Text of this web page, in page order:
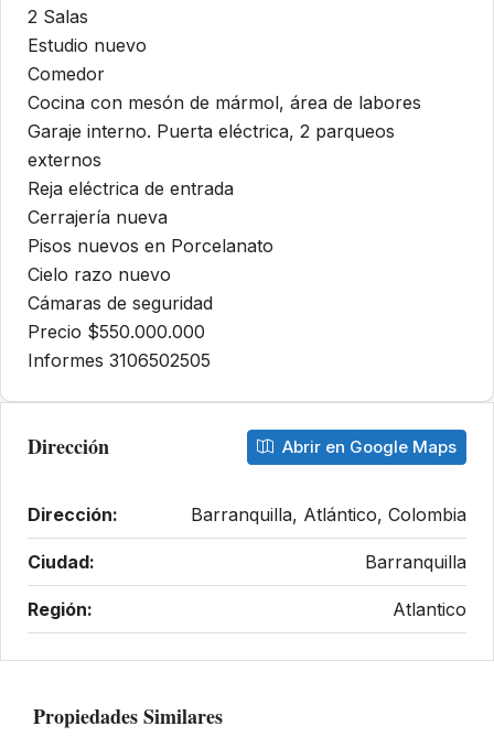
2 Salas
Estudio nuevo
Comedor
Cocina con mesón de mármol, área de labores
Garaje interno. Puerta eléctrica, 2 parqueos
externos
Reja eléctrica de entrada
Cerrajería nueva
Pisos nuevos en Porcelanato
Cielo razo nuevo
Cámaras de seguridad
Precio $550.000.000
Informes 3106502505
Dirección Abrir en Google Maps
Dirección: Barranquilla, Atlántico, Colombia
Ciudad: Barranquilla
Región: Atlantico
Propiedades Similares